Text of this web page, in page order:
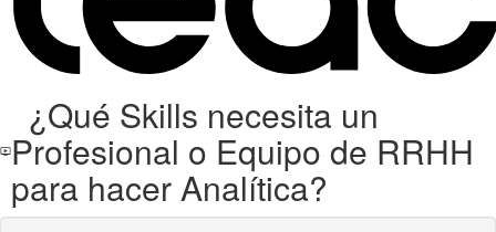
¿Qué Skills necesita un
Profesional o Equipo de RRHH
para hacer Analítica?